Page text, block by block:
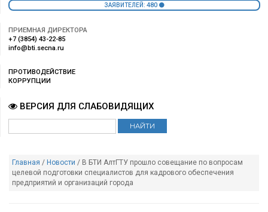
ЗАЯВИТЕЛЕЙ: 480
ПРИЕМНАЯ ДИРЕКТОРА
+7 (3854) 43-22-85
info@bti.secna.ru
ПРОТИВОДЕЙСТВИЕ
КОРРУПЦИИ
ВЕРСИЯ ДЛЯ СЛАБОВИДЯЩИХ
Главная / Новости / В БТИ АлтГТУ прошло совещание по вопросам
целевой подготовки специалистов для кадрового обеспечения
предприятий и организаций города